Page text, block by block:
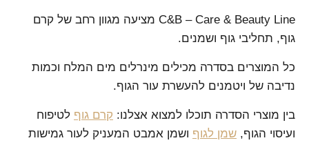
C&B – Care & Beauty Line מציעה מגוון רחב של קרם
גוף, תחליבי גוף ושמנים.
כל המוצרים בסדרה מכילים מינרלים מים המלח וכמות
נדיבה של ויטמנים להעשרת עור הגוף.
בין מוצרי הסדרה תוכלו למצוא אצלנו: קרם גוף לטיפוח
ועיסוי הגוף, שמן לגוף ושמן אמבט המעניק לעור גמישות